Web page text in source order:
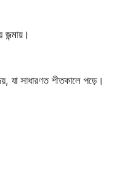
যা সাধারণত শীতকালে পড়ে।